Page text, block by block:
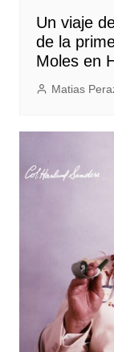
Un viaje
de la
Moles en
Matias